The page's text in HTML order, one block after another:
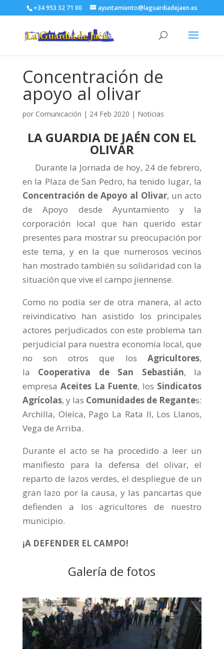
+34 953 32 71 00 ayuntamiento@laguardiadejaen.es
Concentración de
apoyo al olivar
por Comunicación | 24 Feb 2020 | Noticias
LA GUARDIA DE JAÉN CON EL
OLIVAR
Durante la Jornada de hoy, 24 de febrero,
en la Plaza de San Pedro, ha tenido lugar, la
Concentración deApoyo al Olivar, un acto
de Apoyo desde Ayuntamiento y la
corporación local que han querido estar
presentes para mostrar su preocupación por
este tema, y en la que numerosos vecinos
han mostrado también su solidaridad con la
situación que vive el campo jiennense.
Como no podía ser de otra manera, al acto
reivindicativo han asistido los principales
actores perjudicados con este problema tan
perjudicial para nuestra economía local, que
no son otros que losAgricultores,
la Cooperativa de San Sebastián, la
empresa Aceites La Fuente, los Sindicatos
Agrícolas, y las Comunidades de Regantes:
Archilla, Oleíca, Pago La Rata II, Los Llanos,
Vega de Arriba.
Durante el acto se ha procedido a leer un
manifiesto para la defensa del olivar, el
reparto de lazos verdes, el despliegue de un
gran lazo por la causa, y las pancartas que
defienden a los agricultores de nuestro
municipio.
¡A DEFENDER EL CAMPO!
Galería de fotos